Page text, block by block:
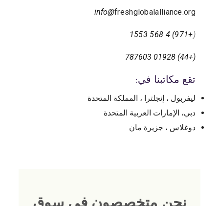
info@freshglobalalliance.org
(
+971) 4 568 1553
(+44) 01928 787603
تقع مكاتبنا في:
ليفربول ، إنجلترا ، المملكة المتحدة
دبي، الإمارات العربية المتحدة
دوغلاس ، جزيرة مان
نحن متخصصون في سوق